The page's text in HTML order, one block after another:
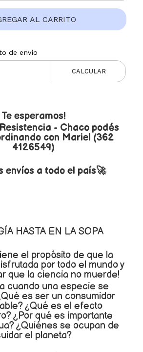
AL CARRITO
de envío
CALCULAR
Te esperamos!
- Chaco podés
con Mariel (362
4126549)
envíos a todo el país🚀
HASTA EN LA SOPA
el propósito de que la
por todo el mundo y
que la ciencia no muerde!
cuando una especie se
es ser un consumidor
¿Qué es el efecto
¿Por qué es importante
¿Quiénes se ocupan de
el planeta?